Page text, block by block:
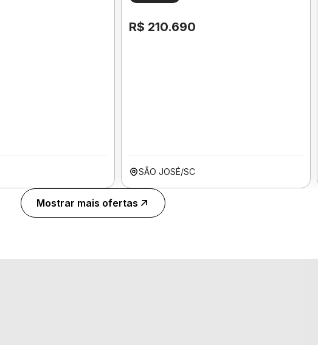
R$ 210.690
SÃO JOSÉ/SC
Mostrar mais ofertas